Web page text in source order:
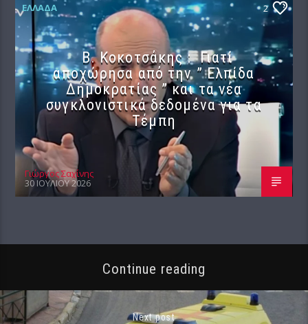
ΕΛΛΆΔΑ 2
Β. Κοκοτσάκης : Γιατί
αποχώρησα από την ” Ελπίδα
Δημοκρατίας ” και τα νέα
συγκλονιστικά δεδομένα για τα
Τέμπη
Γιώργος Σαχίνης
30 ΙΟΥΛΊΟΥ 2026
Continue reading
Next post